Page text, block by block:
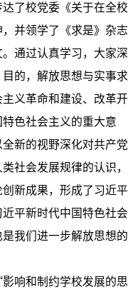
了校党委《关于在全校
并领学了《求是》杂志
通过认真学习，大家深
的，解放思想与实事求
义革命和建设、改革开
色社会主义的重大意
新的视野深化对共产党
社会发展规律的认识，
新成果，形成了习近平
平新时代中国特色社会
我们进一步解放思想的
和制约学校发展的思